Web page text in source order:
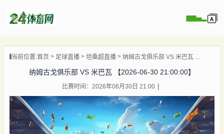
播
播
播
当前位置:首页 足球直播 坦桑超直播 纳姆古戈俱乐部 VS 米巴瓦 【2026-06-30 21:00:00】
纳姆古戈俱乐部 VS 米巴瓦 【2026-06-30 21:00:00】
比赛时间：2026年06月30日 21:00